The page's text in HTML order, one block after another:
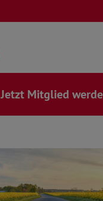
Jetzt Mitglied